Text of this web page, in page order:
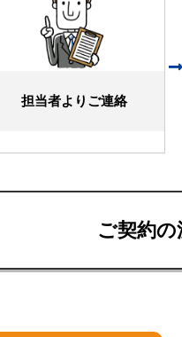
担当者よりご連絡
ご契約の